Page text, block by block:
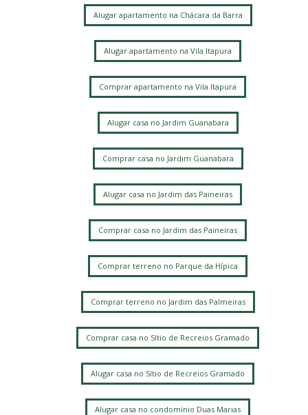
Alugar apartamento na Chácara da Barra
Alugar apartamento na Vila Itapura
Comprar apartamento na Vila Itapura
Alugar casa no Jardim Guanabara
Comprar casa no Jardim Guanabara
Alugar casa no Jardim das Paineiras
Comprar casa no Jardim das Paineiras
Comprar terreno no Parque da Hípica
Comprar terreno no Jardim das Palmeiras
Comprar casa no Sítio de Recreios Gramado
Alugar casa no Sítio de Recreios Gramado
Alugar casa no condomínio Duas Marias